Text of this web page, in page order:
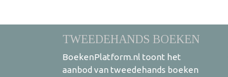
TWEEDEHANDS BOEKEN
BoekenPlatform.nl toont het
aanbod van tweedehands boeken